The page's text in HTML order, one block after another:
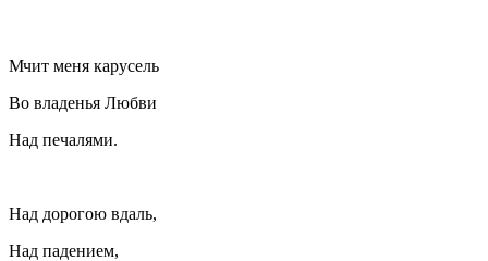
Мчит меня карусель
Во владенья Любви
Над печалями.
Над дорогою вдаль,
Над падением,